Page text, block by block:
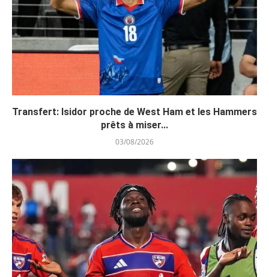
Transfert: Isidor proche de West Ham et les Hammers
prêts à miser...
03/08/2026